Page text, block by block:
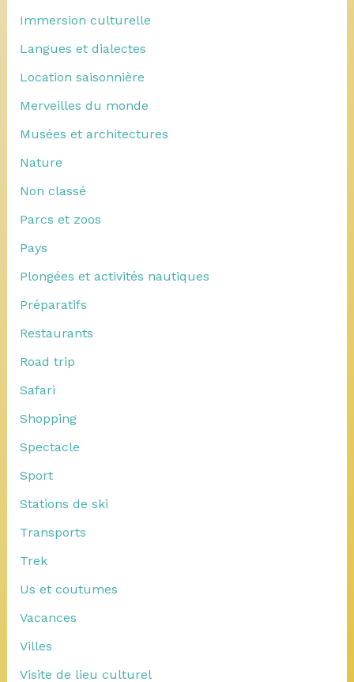
Immersion culturelle
Langues et dialectes
Location saisonnière
Merveilles du monde
Musées et architectures
Nature
Non classé
Parcs et zoos
Pays
Plongées et activités nautiques
Préparatifs
Restaurants
Road trip
Safari
Shopping
Spectacle
Sport
Stations de ski
Transports
Trek
Us et coutumes
Vacances
Villes
Visite de lieu culturel